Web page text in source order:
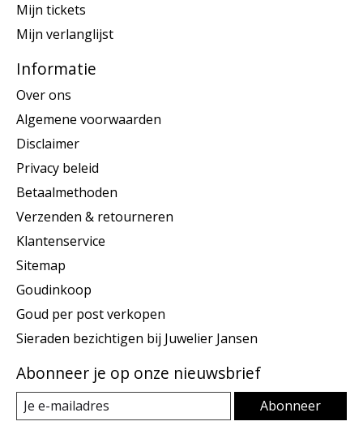
Mijn tickets
Mijn verlanglijst
Informatie
Over ons
Algemene voorwaarden
Disclaimer
Privacy beleid
Betaalmethoden
Verzenden & retourneren
Klantenservice
Sitemap
Goudinkoop
Goud per post verkopen
Sieraden bezichtigen bij Juwelier Jansen
Abonneer je op onze nieuwsbrief
Abonneer